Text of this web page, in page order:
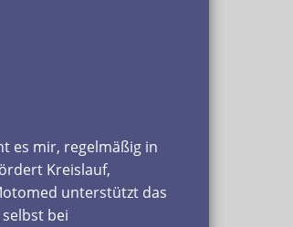
es mir, regelmäßig in
Kreislauf,
unterstützt das
bei